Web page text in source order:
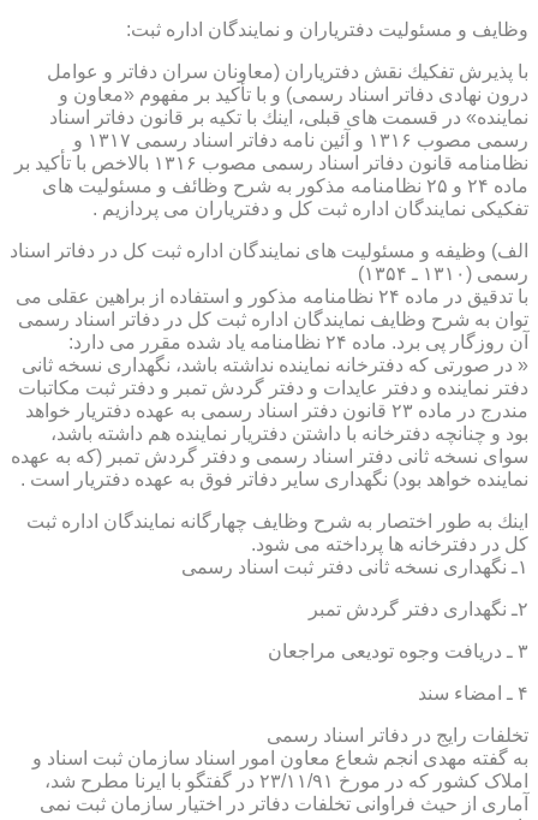
وظایف و مسئولیت دفتریاران و نمایندگان اداره ثبت:
با پذیرش تفكیك نقش دفتریاران (معاونان سران دفاتر و عوامل
درون نهادی دفاتر اسناد رسمی) و با تأكید بر مفهوم «معاون و
نماینده» در قسمت های قبلی، اینك با تكیه بر قانون دفاتر اسناد
رسمی مصوب ۱۳۱۶ و آئین نامه دفاتر اسناد رسمی ۱۳۱۷ و
نظامنامه قانون دفاتر اسناد رسمی مصوب ۱۳۱۶ بالاخص با تأكید بر
ماده ۲۴ و ۲۵ نظامنامه مذكور به شرح وظائف و مسئولیت های
تفكیكی نمایندگان اداره ثبت كل و دفتریاران می پردازیم .
الف) وظیفه و مسئولیت های نمایندگان اداره ثبت كل در دفاتر اسناد
رسمی (۱۳۱۰ ـ ۱۳۵۴)
با تدقیق در ماده ۲۴ نظامنامه مذكور و استفاده از براهین عقلی می
توان به شرح وظایف نمایندگان اداره ثبت كل در دفاتر اسناد رسمی
آن روزگار پی برد. ماده ۲۴ نظامنامه یاد شده مقرر می دارد:
« در صورتی كه دفترخانه نماینده نداشته باشد، نگهداری نسخه ثانی
دفتر نماینده و دفتر عایدات و دفتر گردش تمبر و دفتر ثبت مكاتبات
مندرج در ماده ۲۳ قانون دفتر اسناد رسمی به عهده دفتریار خواهد
بود و چنانچه دفترخانه با داشتن دفتریار نماینده هم داشته باشد،
سوای نسخه ثانی دفتر اسناد رسمی و دفتر گردش تمبر (كه به عهده
نماینده خواهد بود) نگهداری سایر دفاتر فوق به عهده دفتریار است .
اینك به طور اختصار به شرح وظایف چهارگانه نمایندگان اداره ثبت
كل در دفترخانه ها پرداخته می شود.
۱ـ نگهداری نسخه ثانی دفتر ثبت اسناد رسمی
۲ـ نگهداری دفتر گردش تمبر
۳ ـ دریافت وجوه تودیعی مراجعان
۴ ـ امضاء سند
تخلفات رایج در دفاتر اسناد رسمی
به گفته مهدی انجم شعاع معاون امور اسناد سازمان ثبت اسناد و
املاک کشور که در مورخ ۲۳/۱۱/۹۱ در گفتگو با ایرنا مطرح شد،
آماری از حیث فراوانی تخلفات دفاتر در اختیار سازمان ثبت نمی